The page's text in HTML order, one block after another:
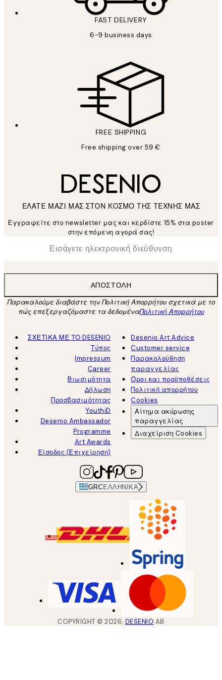
FAST DELIVERY
6-9 business days
FREE SHIPPING
Free shipping over 59 €
ΕΛΑΤΕ ΜΑΖΙ ΜΑΣ ΣΤΟΝ ΚΟΣΜΟ ΤΗΣ ΤΕΧΝΗΣ ΜΑΣ
Εγγραφείτε στο newsletter μας και κερδίστε 15% στα poster
στην επόμενη αγορά σας!
Ηλεκτρονική Διεύθυνση
ΑΠΟΣΤΟΛΉ
Παρακαλούμε διαβάστε την Πολιτική Απορρήτου σχετικά με το
πώς επεξεργαζόμαστε τα δεδομέναΠολιτική Απορρήτου
ΣΧΕΤΙΚΑ ΜΕ ΤΟ DESENIO
Τύπος
Impressum
Career
Βιωσιμότητα
Δήλωση
Προσβασιμότητας
YouthiD
Desenio Ambassador
Programme
Art Awards
Είσοδος (Επιχείρηση)
Desenio Art Advice
Customer service
Παρακολούθηση
παραγγελίας
Όροι και προϋποθέσεις
Πολιτική απορρήτου
Cookies
Αίτημα ακύρωσης
παραγγελίας
Διαχείριση Cookies
GRCΕΛΛΗΝΙΚΆ
COPYRIGHT ©2026, DESENIO AB